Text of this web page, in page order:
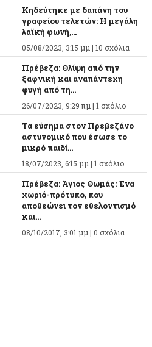
Κηδεύτηκε με δαπάνη του
γραφείου τελετών: Η μεγάλη
λαϊκή φωνή,...
05/08/2023, 3:15 μμ | 10 σχόλια
Πρέβεζα: Θλίψη από την
ξαφνική και αναπάντεχη
φυγή από τη...
26/07/2023, 9:29 πμ | 1 σχόλιο
Τα εύσημα στον Πρεβεζάνο
αστυνομικό που έσωσε το
μικρό παιδί...
18/07/2023, 6:15 μμ | 1 σχόλιο
Πρέβεζα: Άγιος Θωμάς: Ένα
χωριό-πρότυπο, που
αποθεώνει τον εθελοντισμό
και...
08/10/2017, 3:01 μμ | 0 σχόλια